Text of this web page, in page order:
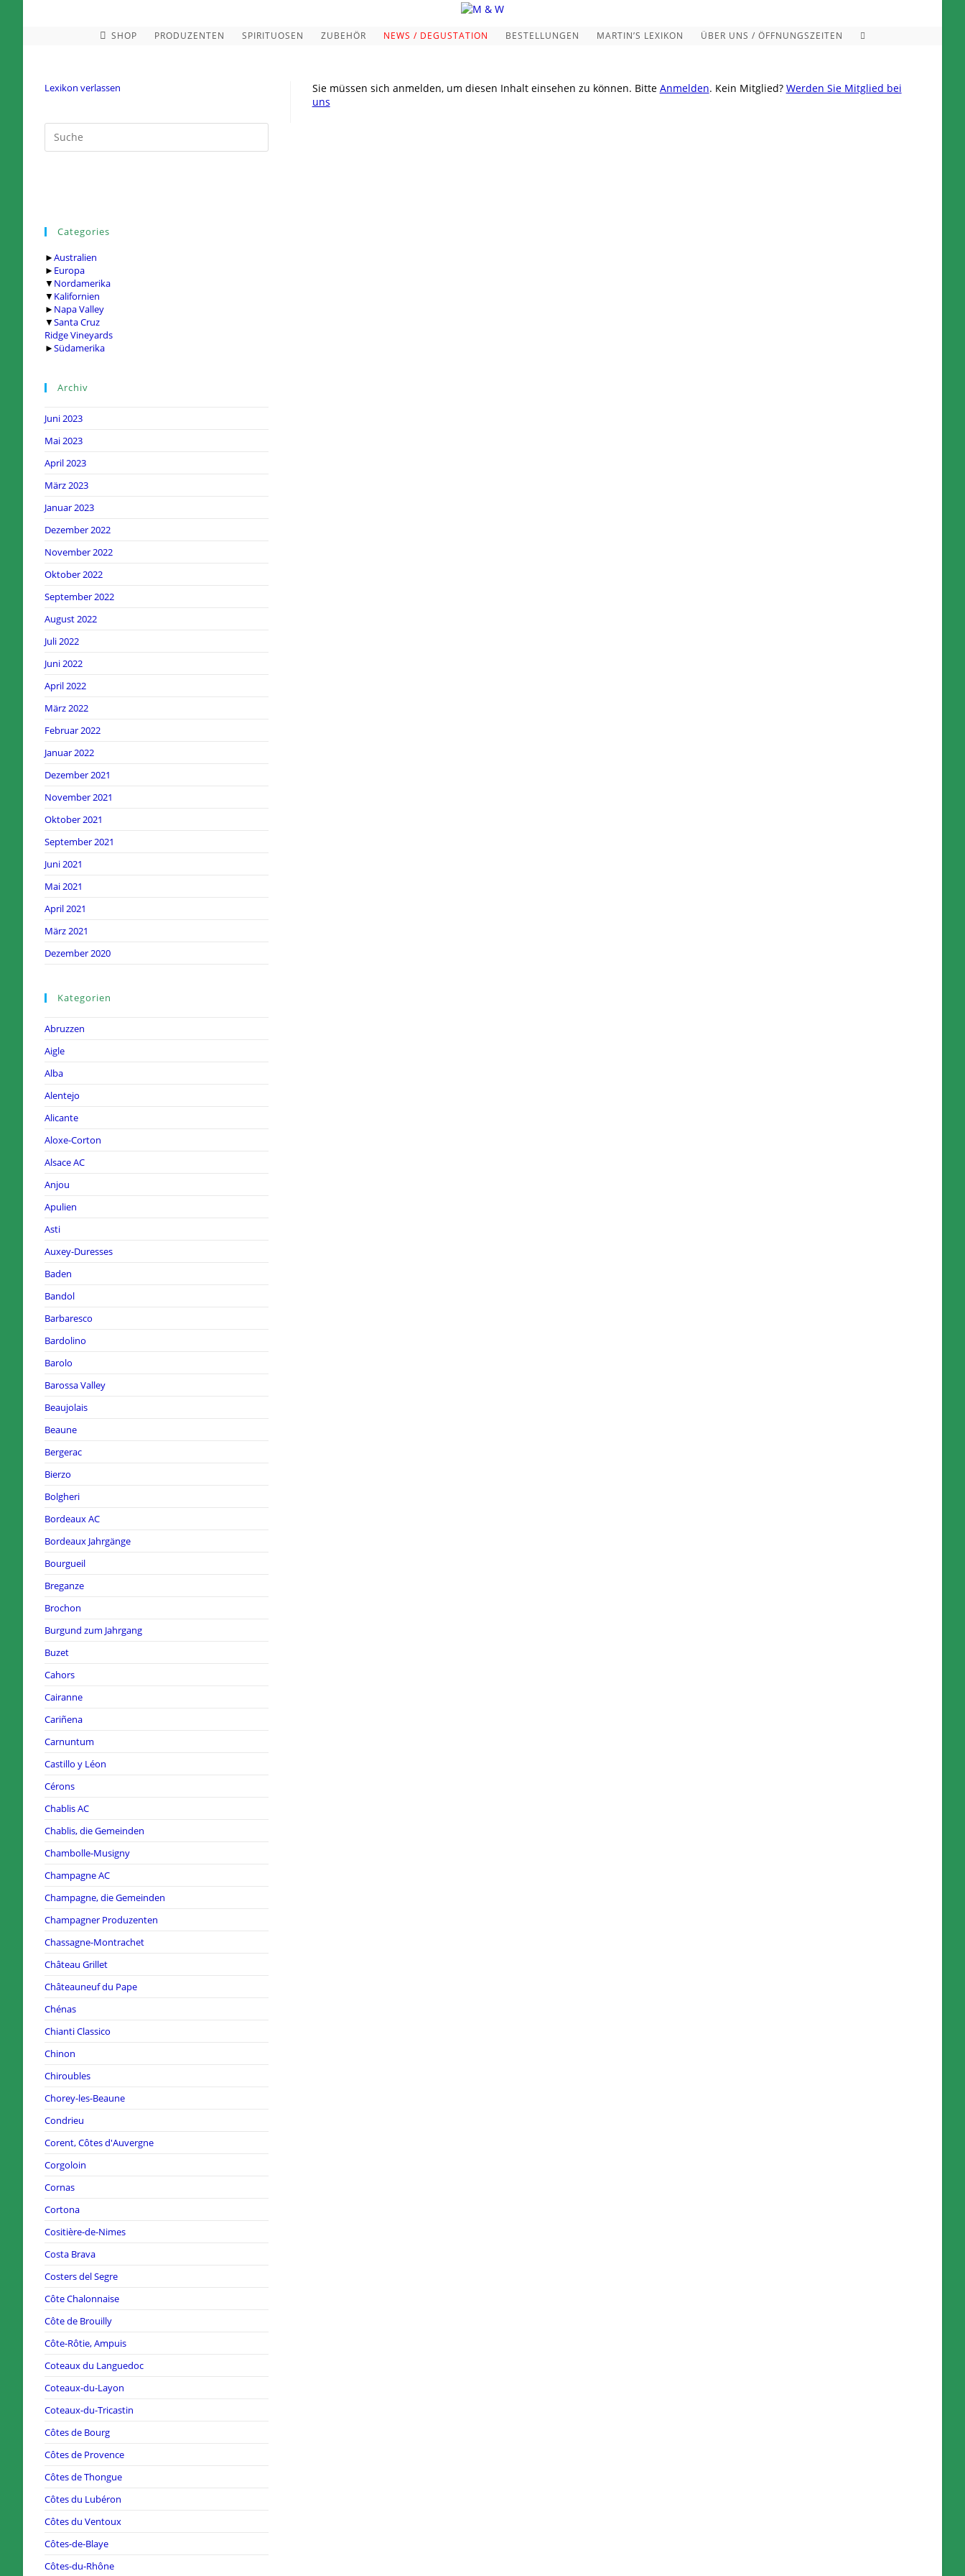
SHOP PRODUZENTEN SPIRITUOSEN ZUBEHÖR NEWS / DEGUSTATION BESTELLUNGEN MARTIN’S LEXIKON ÜBER UNS / ÖFFNUNGSZEITEN
TOGGLE
Lexikon verlassen
Categories
►Australien
► Europa
▼ Nordamerika
▼ Kalifornien
► Napa Valley
▼Santa Cruz
Ridge Vineyards
►Südamerika
Archiv
Juni 2023
Mai 2023
April 2023
März 2023
Januar 2023
Dezember 2022
November 2022
Oktober 2022
September 2022
August 2022
Juli 2022
Juni 2022
April 2022
März 2022
Februar 2022
Januar 2022
Dezember 2021
November 2021
Oktober 2021
September 2021
Juni 2021
Mai 2021
April 2021
März 2021
Dezember 2020
Kategorien
Abruzzen
Aigle
Alba
Alentejo
Alicante
Aloxe-Corton
Alsace AC
Anjou
Apulien
Asti
Auxey-Duresses
Baden
Bandol
Barbaresco
Bardolino
Barolo
Barossa Valley
Beaujolais
Beaune
Bergerac
Bierzo
Bolgheri
Bordeaux AC
Bordeaux Jahrgänge
Bourgueil
Breganze
Brochon
Burgund zum Jahrgang
Buzet
Cahors
Cairanne
Cariñena
Carnuntum
Castillo y Léon
Cérons
Chablis AC
Chablis, die Gemeinden
Chambolle-Musigny
Champagne AC
Champagne, die Gemeinden
Champagner Produzenten
Chassagne-Montrachet
Château Grillet
Châteauneuf du Pape
Chénas
Chianti Classico
Chinon
Chiroubles
Chorey-les-Beaune
Condrieu
Corent, Côtes d'Auvergne
Corgoloin
Cornas
Cortona
Cositière-de-Nimes
Costa Brava
Costers del Segre
Côte Chalonnaise
Côte de Brouilly
Côte-Rôtie, Ampuis
Coteaux du Languedoc
Coteaux-du-Layon
Coteaux-du-Tricastin
Côtes de Bourg
Côtes de Provence
Côtes de Thongue
Côtes du Lubéron
Côtes du Ventoux
Côtes-de-Blaye
Côtes-du-Rhône
Sie müssen sich anmelden, um diesen Inhalt einsehen zu können. Bitte Anmelden. Kein Mitglied? Werden Sie Mitglied bei
uns